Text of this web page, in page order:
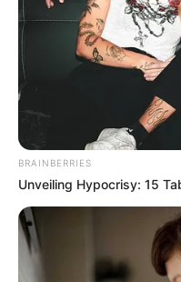
BRAINBERRIES
Unveiling Hypocrisy: 15